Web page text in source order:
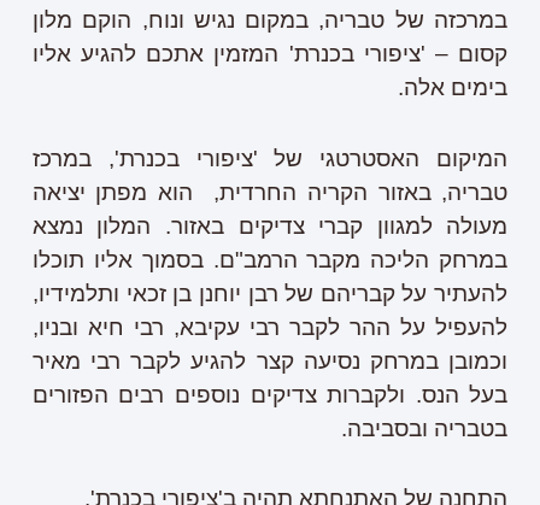
במרכזה של טבריה, במקום נגיש ונוח, הוקם מלון
קסום – 'ציפורי בכנרת' המזמין אתכם להגיע אליו
בימים אלה.
המיקום האסטרטגי של 'ציפורי בכנרת', במרכז
טבריה, באזור הקריה החרדית, הוא מפתן יציאה
מעולה למגוון קברי צדיקים באזור. המלון נמצא
במרחק הליכה מקבר הרמב"ם. בסמוך אליו תוכלו
להעתיר על קבריהם של רבן יוחנן בן זכאי ותלמידיו,
להעפיל על ההר לקבר רבי עקיבא, רבי חיא ובניו,
וכמובן במרחק נסיעה קצר להגיע לקבר רבי מאיר
בעל הנס. ולקברות צדיקים נוספים רבים הפזורים
בטבריה ובסביבה.
התחנה של האתנחתא תהיה ב'ציפורי בכנרת'.